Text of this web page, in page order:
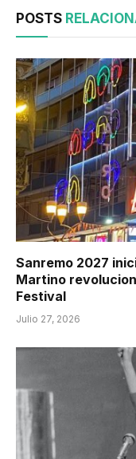
POSTS
Sanremo 2027
Martino
Festival
Julio 27, 2026